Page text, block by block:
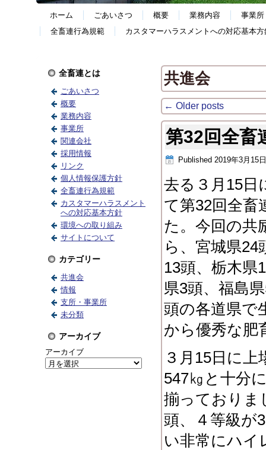
ホーム ごあいさつ 概要 業務内容
事業所
全畜連行為規範
カスタマーハラスメントへの対応基本方
全畜連とは
ごあいさつ
概要
業務内容
事業所
関連会社
採用情報
リンク
個人情報保護方針
全畜連行為規範
カスタマーハラスメント
への対応基本方針
環境への取り組み
サイトについて
カテゴリー
共進会
情報
支所・事業所
未分類
アーカイブ
アーカイブ
共進会
← Older posts
第32回全畜
Published 2019年3月15日
去る３月15日
て第32回全畜
た。今回の共
ら、宮城県24
13頭、栃木県
県3頭、福島
頭の各道県で
から優秀な肥
３月15日に
547㎏と十分
揃っておりま
頭、４等級が
い非常にハイ